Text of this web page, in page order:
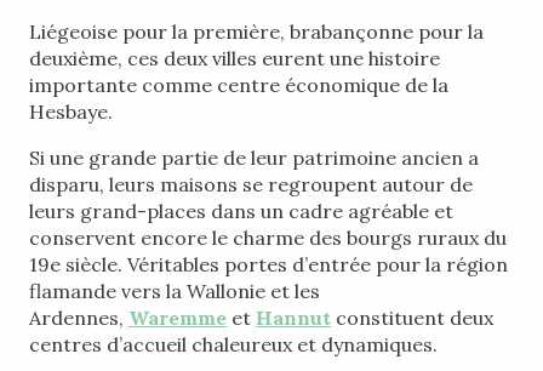
Liégeoise pour la première, brabançonne pour la
deuxième, ces deux villes eurent une histoire
importante comme centre économique de la
Hesbaye.
Si une grande partie de leur patrimoine ancien a
disparu, leurs maisons se regroupent autour de
leurs grand-places dans un cadre agréable et
conservent encore le charme des bourgs ruraux du
19e siècle. Véritables portes d’entrée pour la région
flamande vers la Wallonie et les
Ardennes, Waremme et Hannut constituent deux
centres d’accueil chaleureux et dynamiques.